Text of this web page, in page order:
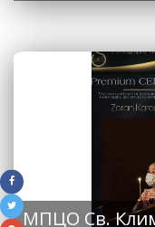
МПЦО Св.